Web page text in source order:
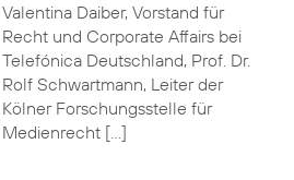
Valentina Daiber, Vorstand für
Recht und Corporate Affairs bei
Telefónica Deutschland, Prof. Dr.
Rolf Schwartmann, Leiter der
Kölner Forschungsstelle für
Medienrecht […]